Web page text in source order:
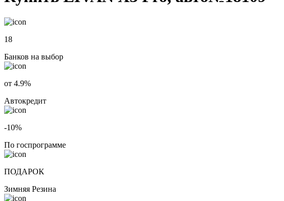
18
Банков на выбор
от 4.9%
Автокредит
-10%
По госпрограмме
ПОДАРОК
Зимняя Резина